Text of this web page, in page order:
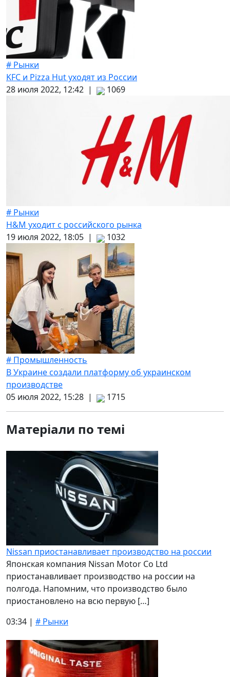
# Рынки
KFC и Pizza Hut уходят из России
28 июля 2022, 12:42 |
1069
# Рынки
H&M уходит с российского рынка
19 июля 2022, 18:05 |
1032
# Промышленность
В Украине создали платформу об украинском
производстве
05 июля 2022, 15:28 |
1715
Матеріали по темі
Nissan приостанавливает производство на россии
Японская компания Nissan Motor Co Ltd
приостанавливает производство на россии на
полгода. Напомним, что производство было
приостановлено на всю первую […]
03:34 | # Рынки